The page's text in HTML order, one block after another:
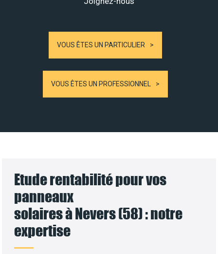
VOUS ÊTES UN PARTICULIER
VOUS ÊTES UN PROFESSIONNEL
Etude rentabilité pour vos
panneaux
solaires à Nevers (58) : notre
expertise